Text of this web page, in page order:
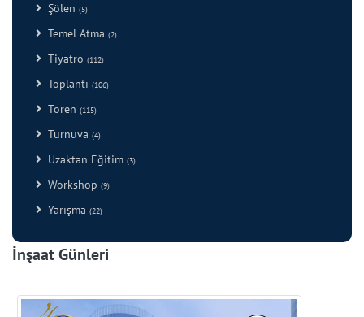
Şölen (5)
Temel Atma (2)
Tiyatro (112)
Toplantı (106)
Tören (115)
Turnuva (4)
Uzaktan Eğitim (3)
Workshop (9)
Yarışma (22)
İnşaat Günleri